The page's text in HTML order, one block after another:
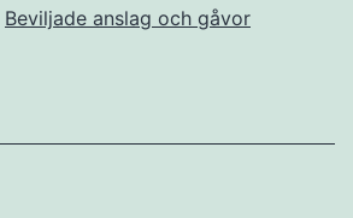
Beviljade anslag och gåvor